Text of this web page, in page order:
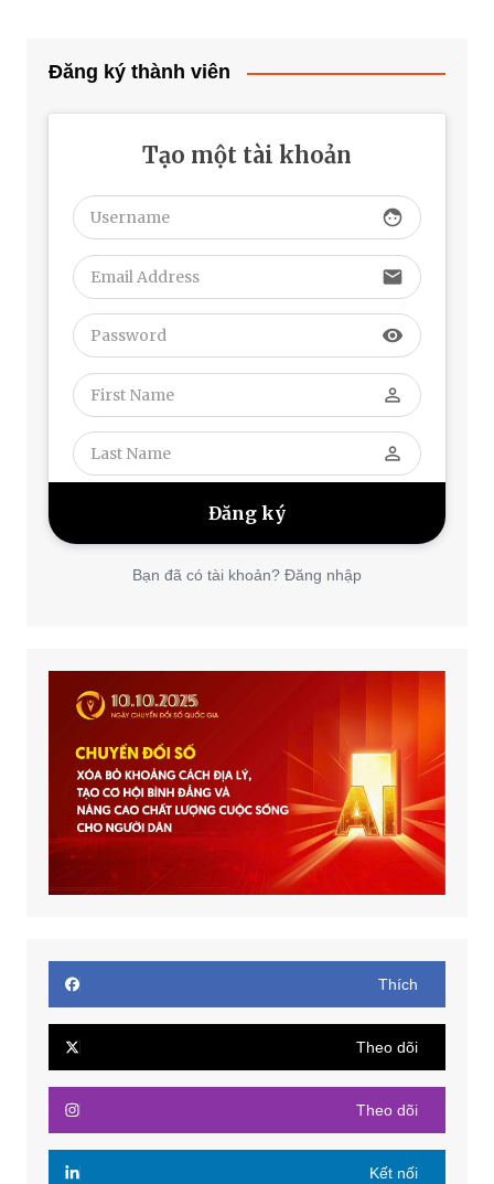
Đăng ký thành viên
Tạo một tài khoản
face
email
visibility
perm_identity
perm_identity
Bạn đã có tài khoản? Đăng nhập
Thích
Theo dõi
Theo dõi
Kết nối